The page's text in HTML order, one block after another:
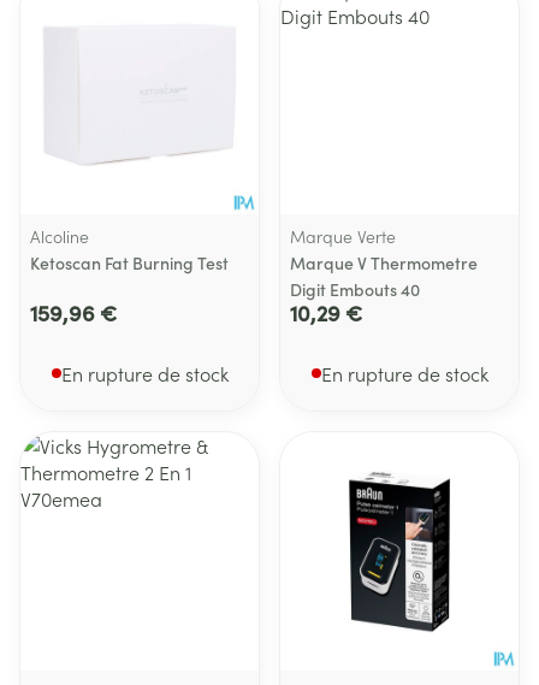
Alcoline
Ketoscan Fat Burning Test
159,96 €
En rupture de stock
Marque Verte
Marque V Thermometre
Digit Embouts 40
10,29 €
En rupture de stock